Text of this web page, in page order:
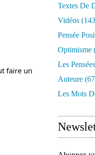
faire un
Textes De
Vidéos
Pensée
Optimisme
Les
Auteure
Les Mots